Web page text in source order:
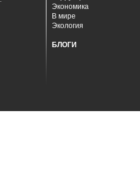
Экономика
В мире
Экология
БЛОГИ